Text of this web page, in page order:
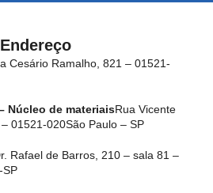
Endereço
Cesário Ramalho, 821 – 01521-
Núcleo de materiaisRua Vicente
01521-020São Paulo – SP
Rafael de Barros, 210 – sala 81 –
SP